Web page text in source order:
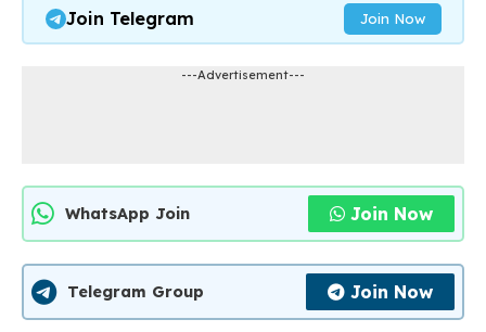
Join Telegram Join Now
---Advertisement---
WhatsApp Join Join Now
Telegram Group Join Now